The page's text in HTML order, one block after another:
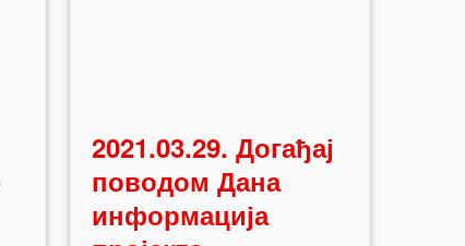
2021.03.29. Догађај
поводом Дана
информација